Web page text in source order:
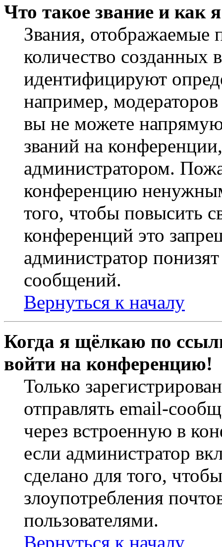
Что такое звание и как
Звания,
количество
идентифицируют
например,
вы не можете
званий на
администратором.
конференцию
того, чтобы повысить
конференций это
администратор
сообщений.
Вернуться к началу
Когда я щёлкаю по
войти на конференцию!
Только
отправлять email-
через встроенную в
если администратор
сделано для того,
злоупотребления
пользователями.
Вернуться к началу